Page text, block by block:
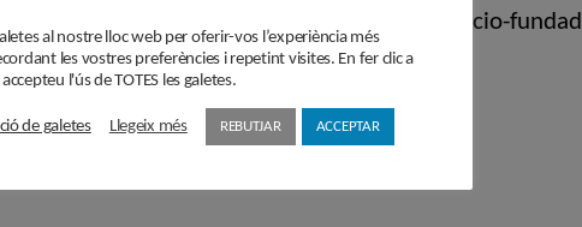
se contará con la participación del socio-
previa en
al nostre lloc web per oferir-vos l’experiència més
les vostres preferències i repetint visites. En fer clic a
l'ús de TOTES les galetes.
de galetes Llegeix més REBUTJAR ACCEPTAR